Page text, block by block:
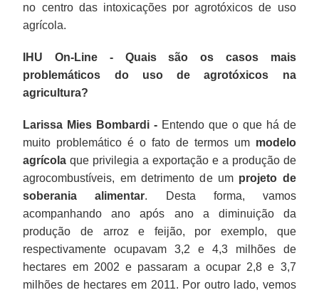
no centro das intoxicações por agrotóxicos de uso
agrícola.
IHU On-Line - Quais são os casos mais
problemáticos do uso de agrotóxicos na
agricultura?
Larissa Mies Bombardi - Entendo que o que há de
muito problemático é o fato de termos um modelo
agrícola que privilegia a exportação e a produção de
agrocombustíveis, em detrimento de um projeto de
soberania alimentar. Desta forma, vamos
acompanhando ano após ano a diminuição da
produção de arroz e feijão, por exemplo, que
respectivamente ocupavam 3,2 e 4,3 milhões de
hectares em 2002 e passaram a ocupar 2,8 e 3,7
milhões de hectares em 2011. Por outro lado, vemos